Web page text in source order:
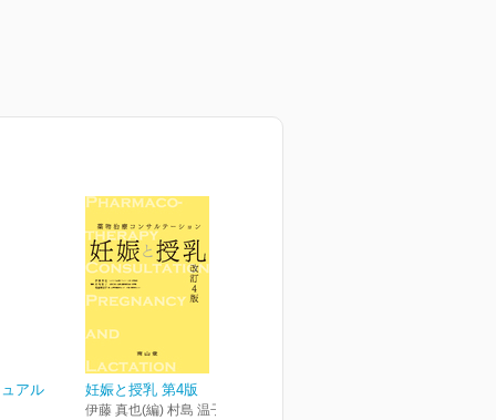
ュアル 妊娠と授乳 第4版
伊藤 真也(編) 村島 温子(編) 後